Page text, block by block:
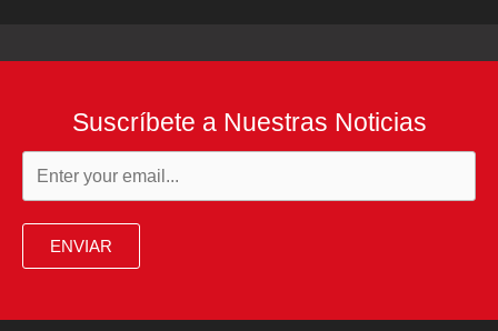
Suscríbete a Nuestras Noticias
ENVIAR